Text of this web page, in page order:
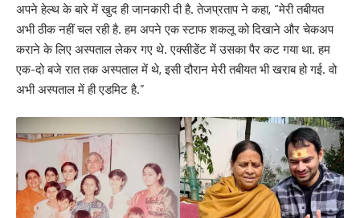
अपने हेल्थ के बारे में खुद ही जानकारी दी है. तेजप्रताप ने कहा, “मेरी तबीयत
अभी ठीक नहीं चल रही है. हम अपने एक स्टाफ शकलू को दिखाने और चेकअप
कराने के लिए अस्पताल लेकर गए थे. एक्सीडेंट में उसका पैर कट गया था. हम
एक-दो बजे रात तक अस्पताल में थे, इसी दौरान मेरी तबीयत भी खराब हो गई. वो
अभी अस्पताल में ही एडमिट है.”